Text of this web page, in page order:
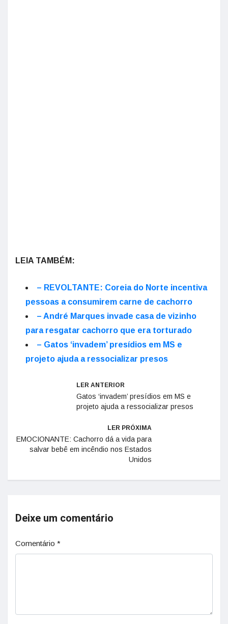
LEIA TAMBÉM:
– REVOLTANTE: Coreia do Norte incentiva
pessoas a consumirem carne de cachorro
– André Marques invade casa de vizinho
para resgatar cachorro que era torturado
– Gatos ‘invadem’ presídios em MS e
projeto ajuda a ressocializar presos
LER ANTERIOR
Gatos ‘invadem’ presídios em MS e
projeto ajuda a ressocializar presos
LER PRÓXIMA
EMOCIONANTE: Cachorro dá a vida para
salvar bebê em incêndio nos Estados
Unidos
Deixe um comentário
Comentário *